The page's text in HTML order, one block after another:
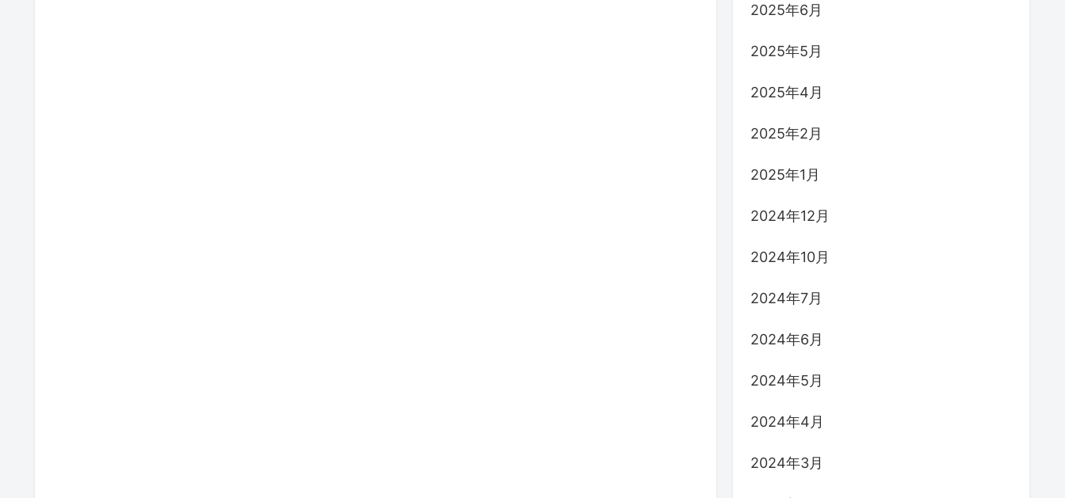
2025年6月
2025年5月
2025年4月
2025年2月
2025年1月
2024年12月
2024年10月
2024年7月
2024年6月
2024年5月
2024年4月
2024年3月